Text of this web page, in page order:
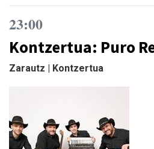
23:00
Kontzertua: Puro
Zarautz | Kontzertua